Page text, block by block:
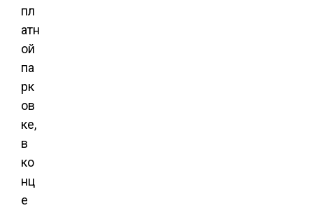
пл
атн
ой
па
рк
ов
ке,
в
ко
нц
е